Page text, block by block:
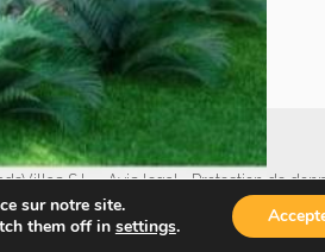
S.L. ·Avis legal·Protection de
sur notre site.
them off in settings.